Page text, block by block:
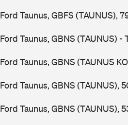
Ford Taunus, GBFS (TAUNUS),
Ford Taunus, GBNS (TAUNUS)
Ford Taunus, GBNS (TAUNUS
Ford Taunus, GBNS (TAUNUS),
Ford Taunus, GBNS (TAUNUS),